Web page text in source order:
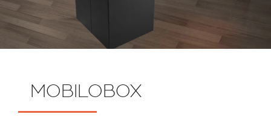
MOBILOBOX